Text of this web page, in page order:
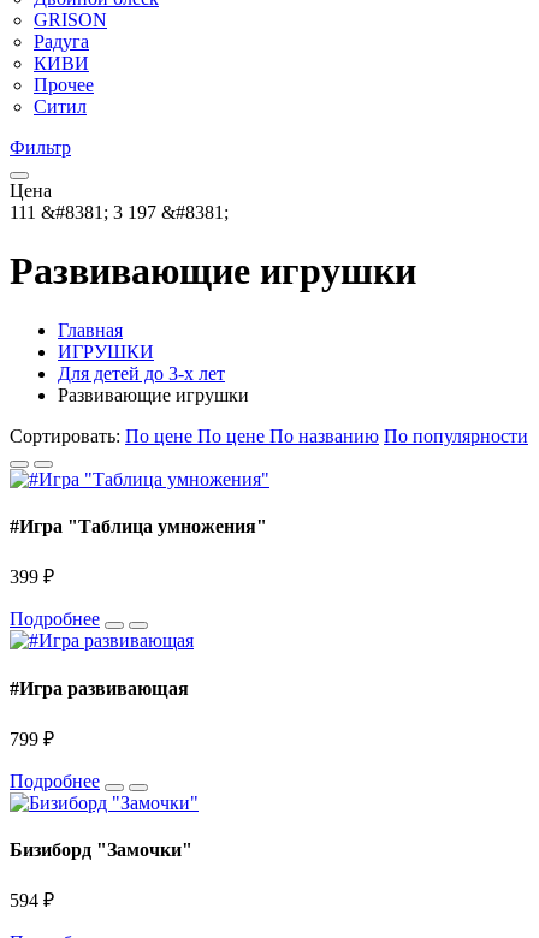
GRISON
Радуга
КИВИ
Прочее
Ситил
Фильтр
Цена
111 &#8381; 3 197 &#8381;
Развивающие игрушки
Главная
ИГРУШКИ
Для детей до 3-х лет
Развивающие игрушки
Сортировать: По цене По цене По названию По популярности
#Игра "Таблица умножения"
399 ₽
Подробнее
#Игра развивающая
799 ₽
Подробнее
Бизиборд "Замочки"
594 ₽